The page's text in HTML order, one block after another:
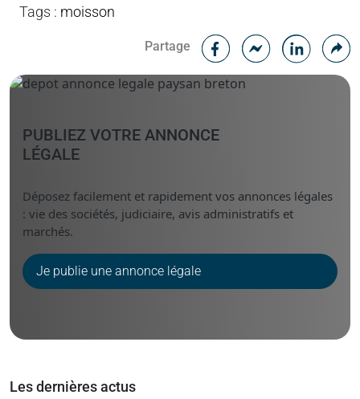
Tags : moisson
Partage
Facebook
Messenger
Linked
PUBLIEZ VOTRE ANNONCE
LÉGALE
Déposez facilement et rapidement vos annonces légales
: vie des sociétés, judiciaire, avis administratifs et
marchés.
Je publie une annonce légale
Les dernières actus